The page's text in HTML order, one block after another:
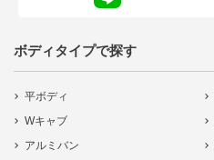
ボディタイプで探す
平ボディ
Wキャブ
アルミバン